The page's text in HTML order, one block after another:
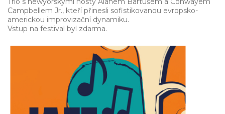
Campbellem Jr., kteří přinesli sofistikovanou evropsko-
americkou improvizační dynamiku.
Vstup na festival byl zdarma.